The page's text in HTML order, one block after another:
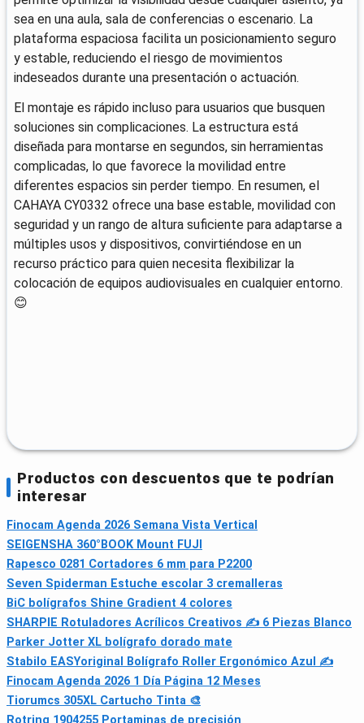
sea en una aula, sala de conferencias o escenario. La
plataforma espaciosa facilita un posicionamiento seguro
y estable, reduciendo el riesgo de movimientos
indeseados durante una presentación o actuación.
El montaje es rápido incluso para usuarios que busquen
soluciones sin complicaciones. La estructura está
diseñada para montarse en segundos, sin herramientas
complicadas, lo que favorece la movilidad entre
diferentes espacios sin perder tiempo. En resumen, el
CAHAYA CY0332 ofrece una base estable, movilidad con
seguridad y un rango de altura suficiente para adaptarse a
múltiples usos y dispositivos, convirtiéndose en un
recurso práctico para quien necesita flexibilizar la
colocación de equipos audiovisuales en cualquier entorno.
😊
Productos con descuentos que te podrían
interesar
Finocam Agenda 2026 Semana Vista Vertical
SEIGENSHA 360°BOOK Mount FUJI
Rapesco 0281 Cortadores 6 mm para P2200
Seven Spiderman Estuche escolar 3 cremalleras
BiC bolígrafos Shine Gradient 4 colores
SHARPIE Rotuladores Acrílicos Creativos ✍️ 6 Piezas Blanco
Parker Jotter XL bolígrafo dorado mate
Stabilo EASYoriginal Bolígrafo Roller Ergonómico Azul ✍
Finocam Agenda 2026 1 Día Página 12 Meses
Tiorumcs 305XL Cartucho Tinta 🎨